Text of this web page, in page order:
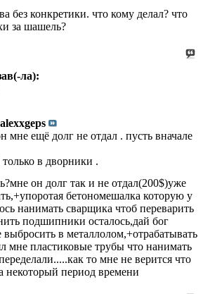
без конкретики. что кому делал? что
за шашель?
ла):
alexxgeps
мне ещё долг не отдал . пусть вначале
в дворники .
он долг так и не отдал(200$)уже
бетономешалка которую у
нанимать сварщика чтоб переварить
подшипники осталось,дай бог
выбросить в металлолом,+отрабатывать
мне пластиковые трубы что нанимать
то мне не верится что
некоторый период времени